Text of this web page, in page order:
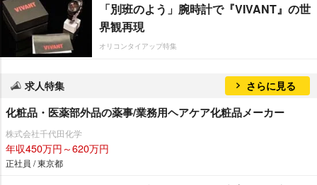
「別班のよう」腕時計で『VIVANT』の世
界観再現
オリコンタイアップ特集
求人特集 さらに見る
化粧品・医薬部外品の薬事/業務用ヘアケア化粧品メーカー
株式会社千代田化学
年収450万円～620万円
正社員 / 東京都